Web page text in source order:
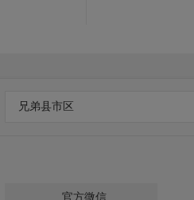
兄弟县市区
官方微信